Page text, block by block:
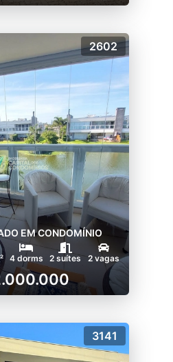
2602
EM CONDOMÍNIO
4 dorms 2 suítes 2 vagas
3141